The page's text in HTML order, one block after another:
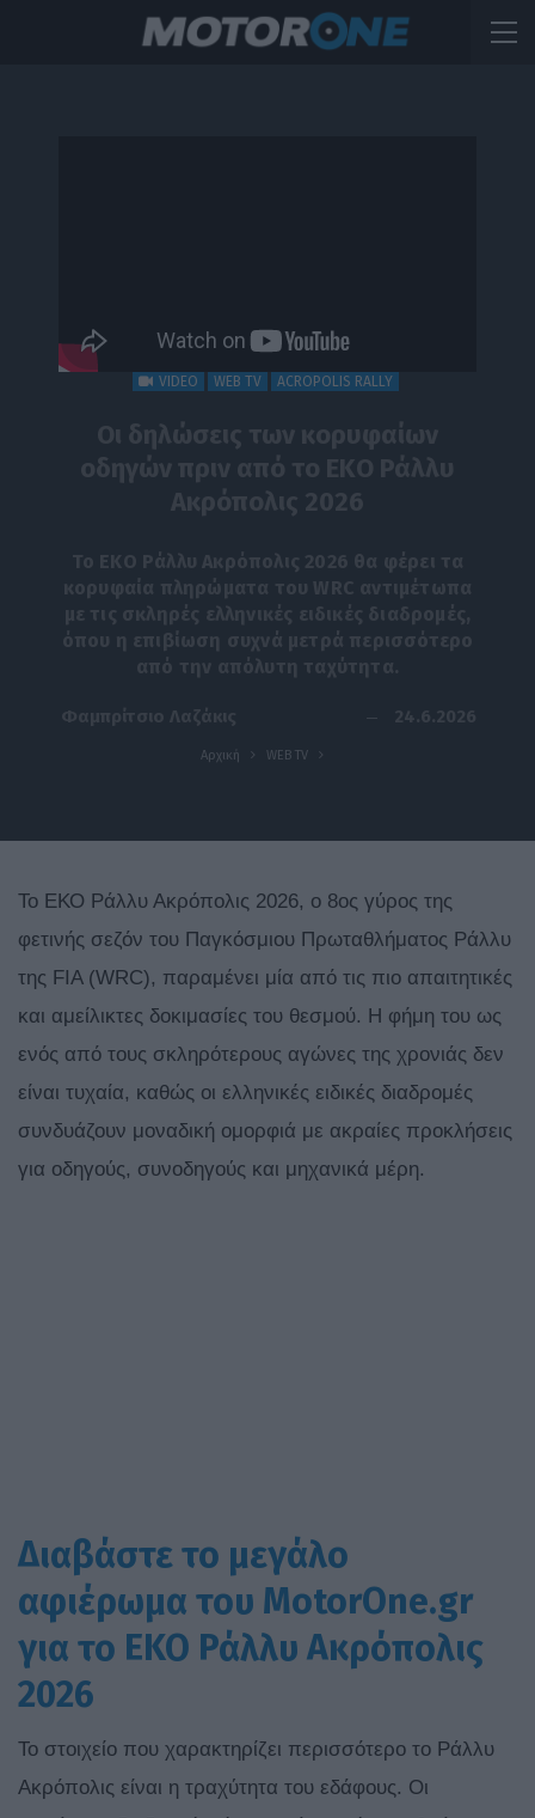
VIDEO WEB TV ACROPOLIS RALLY
Οι δηλώσεις των κορυφαίων
οδηγών πριν από το ΕΚΟ Ράλλυ
Ακρόπολις 2026
Το ΕΚΟ Ράλλυ Ακρόπολις 2026 θα φέρει τα
κορυφαία πληρώματα του WRC αντιμέτωπα
με τις σκληρές ελληνικές ειδικές διαδρομές,
όπου η επιβίωση συχνά μετρά περισσότερο
από την απόλυτη ταχύτητα.
Φαμπρίτσιο Λαζάκις 24.6.2026
Αρχική WEB TV
Το ΕΚΟ Ράλλυ Ακρόπολις 2026, ο 8ος γύρος της
φετινής σεζόν του Παγκόσμιου Πρωταθλήματος Ράλλυ
της FIA (WRC), παραμένει μία από τις πιο απαιτητικές
και αμείλικτες δοκιμασίες του θεσμού. Η φήμη του ως
ενός από τους σκληρότερους αγώνες της χρονιάς δεν
είναι τυχαία, καθώς οι ελληνικές ειδικές διαδρομές
συνδυάζουν μοναδική ομορφιά με ακραίες προκλήσεις
για οδηγούς, συνοδηγούς και μηχανικά μέρη.
Διαβάστε το μεγάλο
αφιέρωμα του MotorOne.gr
για το ΕΚΟ Ράλλυ Ακρόπολις
2026
Το στοιχείο που χαρακτηρίζει περισσότερο το Ράλλυ
Ακρόπολις είναι η τραχύτητα του εδάφους. Οι